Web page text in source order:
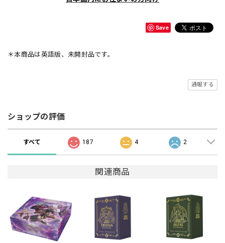
Save
＊本商品は英語版、未開封品です。
通報する
ショップの評価
すべて 187 4 2
関連商品